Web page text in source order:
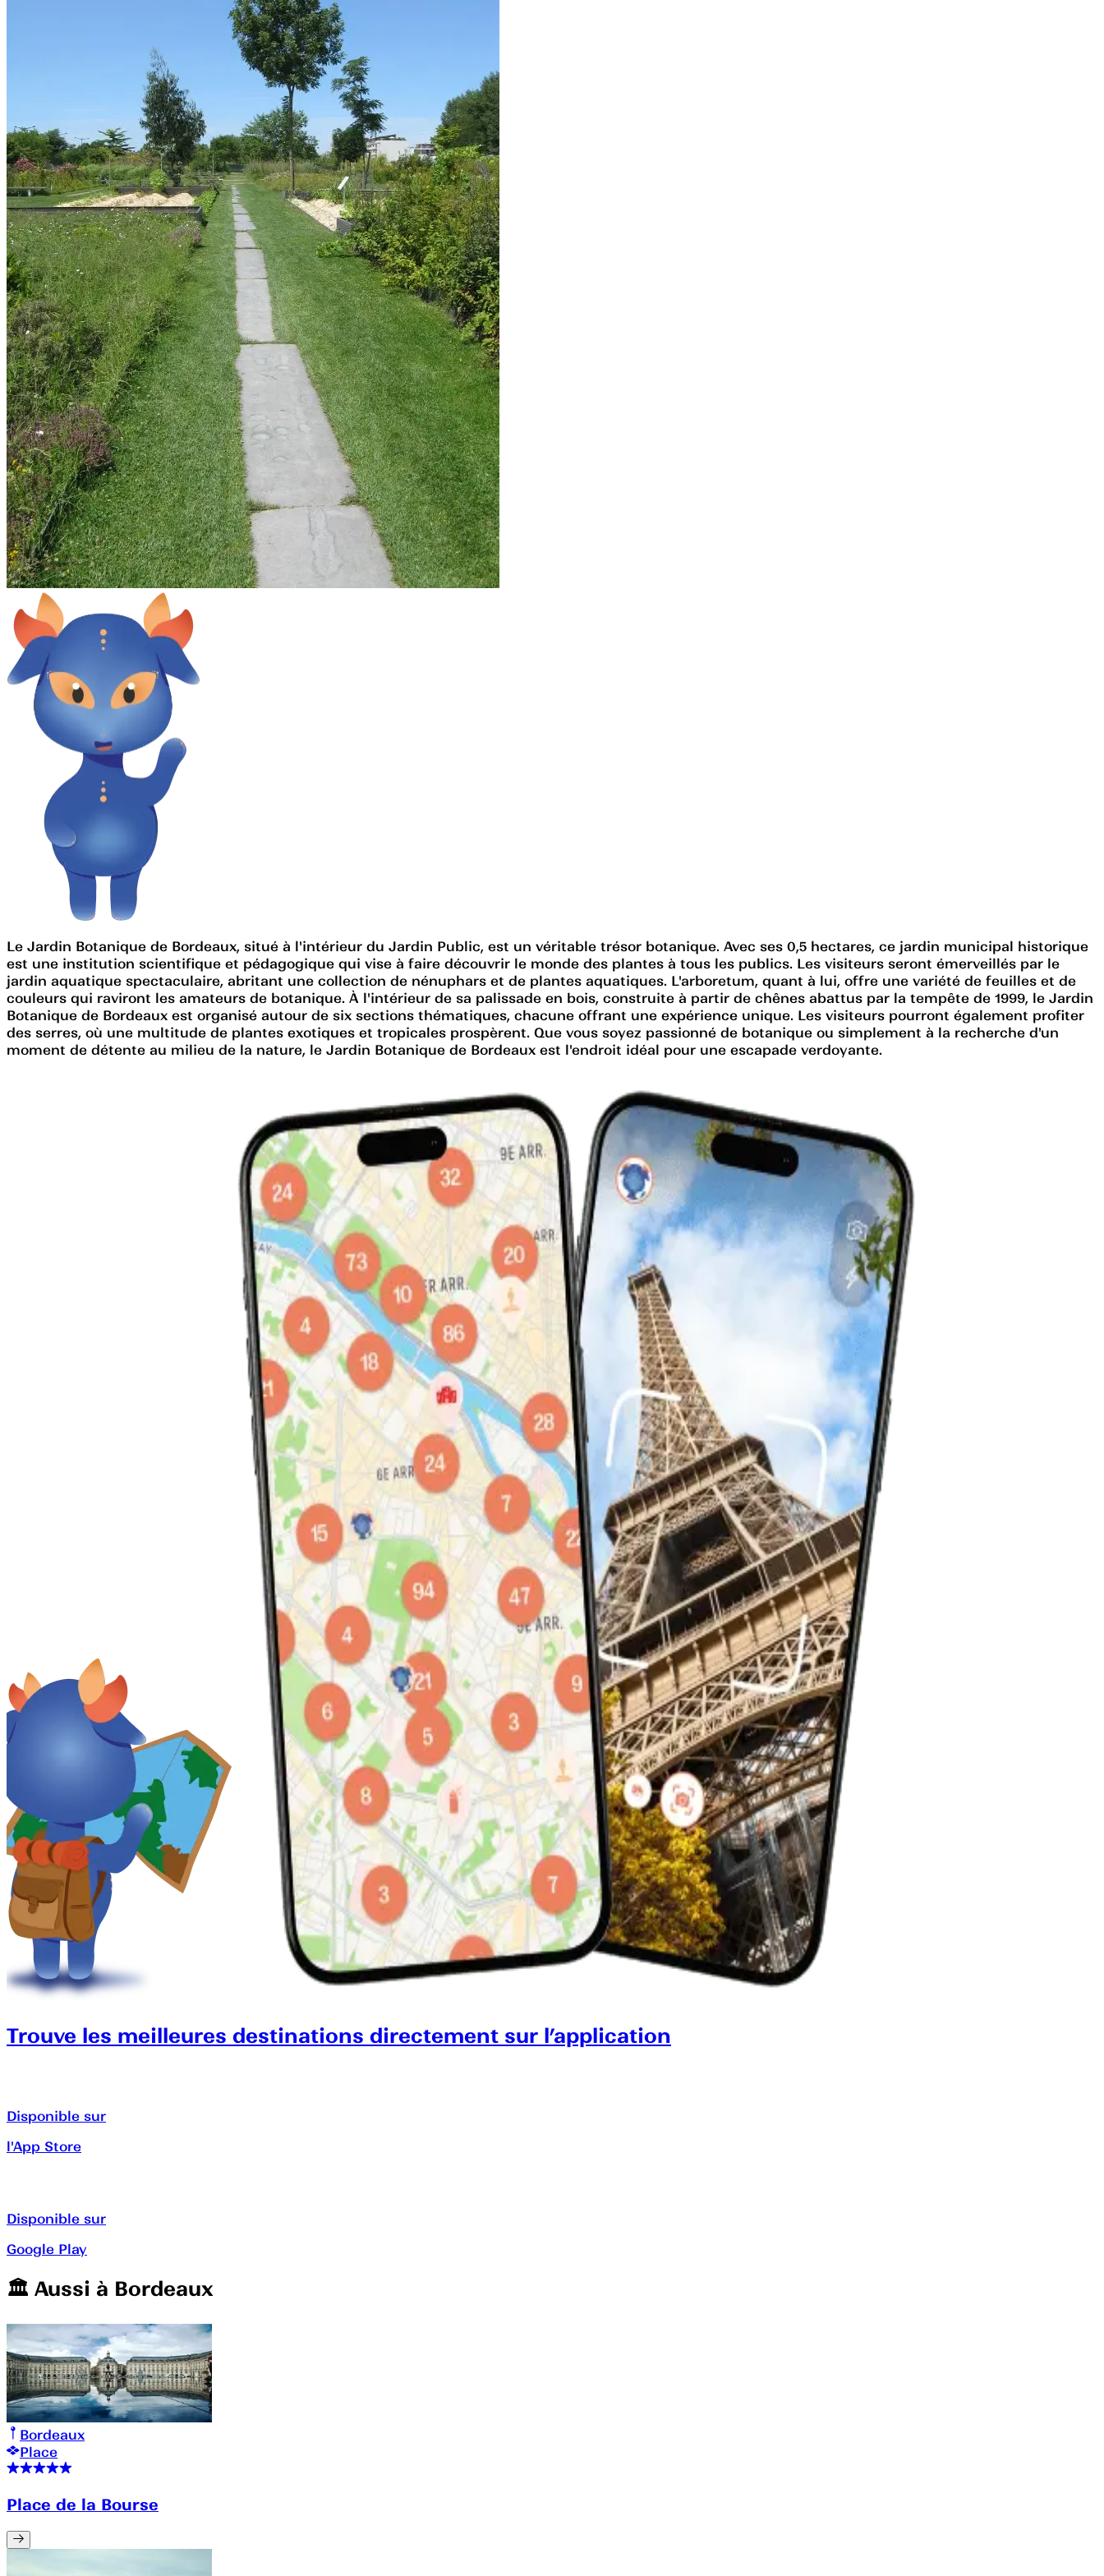
Le Jardin Botanique de Bordeaux, situé à l'intérieur du Jardin Public, est un véritable trésor botanique. Avec ses 0,5 hectares, ce jardin municipal historique
est une institution scientifique et pédagogique qui vise à faire découvrir le monde des plantes à tous les publics. Les visiteurs seront émerveillés par le
jardin aquatique spectaculaire, abritant une collection de nénuphars et de plantes aquatiques. L'arboretum, quant à lui, offre une variété de feuilles et de
couleurs qui raviront les amateurs de botanique. À l'intérieur de sa palissade en bois, construite à partir de chênes abattus par la tempête de 1999, le Jardin
Botanique de Bordeaux est organisé autour de six sections thématiques, chacune offrant une expérience unique. Les visiteurs pourront également profiter
des serres, où une multitude de plantes exotiques et tropicales prospèrent. Que vous soyez passionné de botanique ou simplement à la recherche d'un
moment de détente au milieu de la nature, le Jardin Botanique de Bordeaux est l'endroit idéal pour une escapade verdoyante.
Trouve les meilleures destinations directement sur l’application
Disponible sur
l'App Store
Disponible sur
Google Play
🏛️️ Aussi à Bordeaux
Bordeaux
Place
Place de la Bourse